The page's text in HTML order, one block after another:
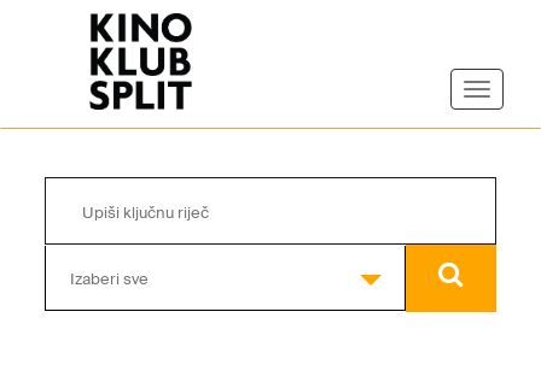
Izaberi sve